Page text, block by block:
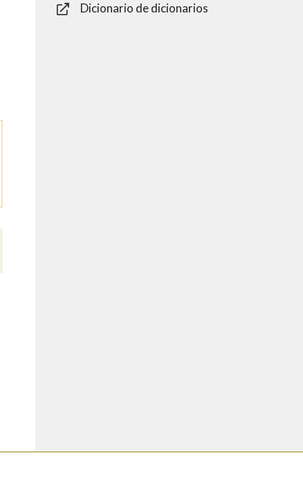
Dicionario de dicionarios